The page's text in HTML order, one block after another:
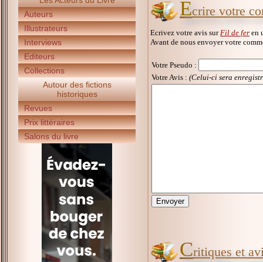
Auteurs
Illustrateurs
Interviews
Editeurs
Collections
Autour des fictions
historiques
Revues
Prix littéraires
Salons du livre
Ecrire votre
Ecrivez votre avis sur Fil de fer en
Avant de nous envoyer votre
Votre Pseudo :
Votre Avis : (Celui-ci sera
Critiques et